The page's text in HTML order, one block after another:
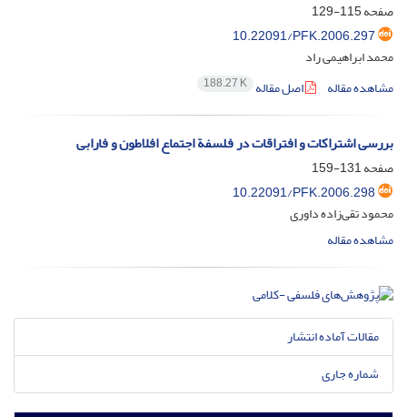
صفحه115-129
10.22091/PFK.2006.297
محمد ابراهیمی راد
مشاهده مقاله
اصل مقاله 188.27 K
بررسی اشتراکات و افتراقات در فلسفة‌ اجتماع افلاطون و فارابی
صفحه131-159
10.22091/PFK.2006.298
محمود تقی‌زاده داوری
مشاهده مقاله
مقالات آماده انتشار
شماره جاری